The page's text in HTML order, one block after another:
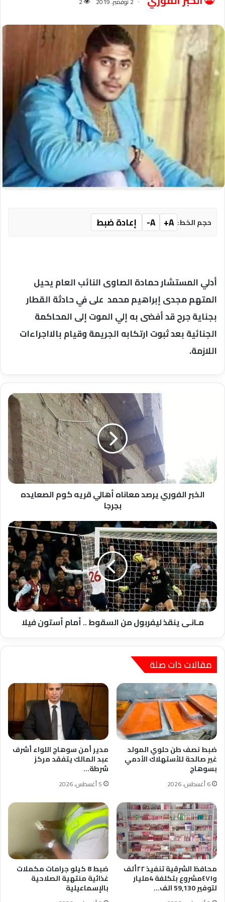
حجم الخط: A+
A- إعادة ضبط
أدلي المستشار حمادة الصاوى النائب العام يحيل
المتهم مجدى إبراهيم محمد على في حادثة القطار
بجناية جرح قد أفضى به إلي الموت إلى المحاكمة
الجنائية بعد ثبوت ارتكابه الجريمة وقيام بالااجراءات
اللازمة.
كوم
الصعايده
بجرجا
الخبر الفوري يرصد معاناه أهالي قريه كوم الصعايده
بجرجا
مـانـى
ينقذ
ليفربول
من
السقوط
..
أمام
أستون
فيلا
مـانـى ينقذ ليفربول من السقوط .. أمام أستون فيلا
مقالات ذات صلة
ضبط نصف طن حلوي المولد
غير صالحة للأستهلاك الأدمي
بسوهاج
6 أغسطس، 2026
مدير أمن سوهاج اللواء أشرف
عبد المالك يتفقد مركز
شرطة…
5 أغسطس، 2026
محافظ الشرقية تنفيذ ٢٢ألف
و٤٧١مشروع بتكلفة 4مليار
لتوفير 59,130 الف…
ضبط 8 كيلو جرامات مكملات
غذائية منتهية الصلاحية
بالإسماعيلية